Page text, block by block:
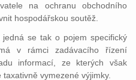
na ochranu obchodního
hospodářskou soutěž.
jedná se tak o pojem specifický
v rámci zadávacího řízení
informací, ze kterých však
vymezené výjimky.